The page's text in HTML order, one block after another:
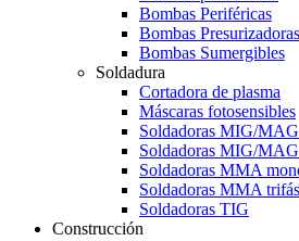
Bombas Periféricas
Bombas Presurizadoras
Bombas Sumergibles
Soldadura
Cortadora de plasma
Máscaras fotosensibles
Soldadoras MIG/
Soldadoras MIG/
Soldadoras MMA
Soldadoras MMA
Soldadoras TIG
Construcción